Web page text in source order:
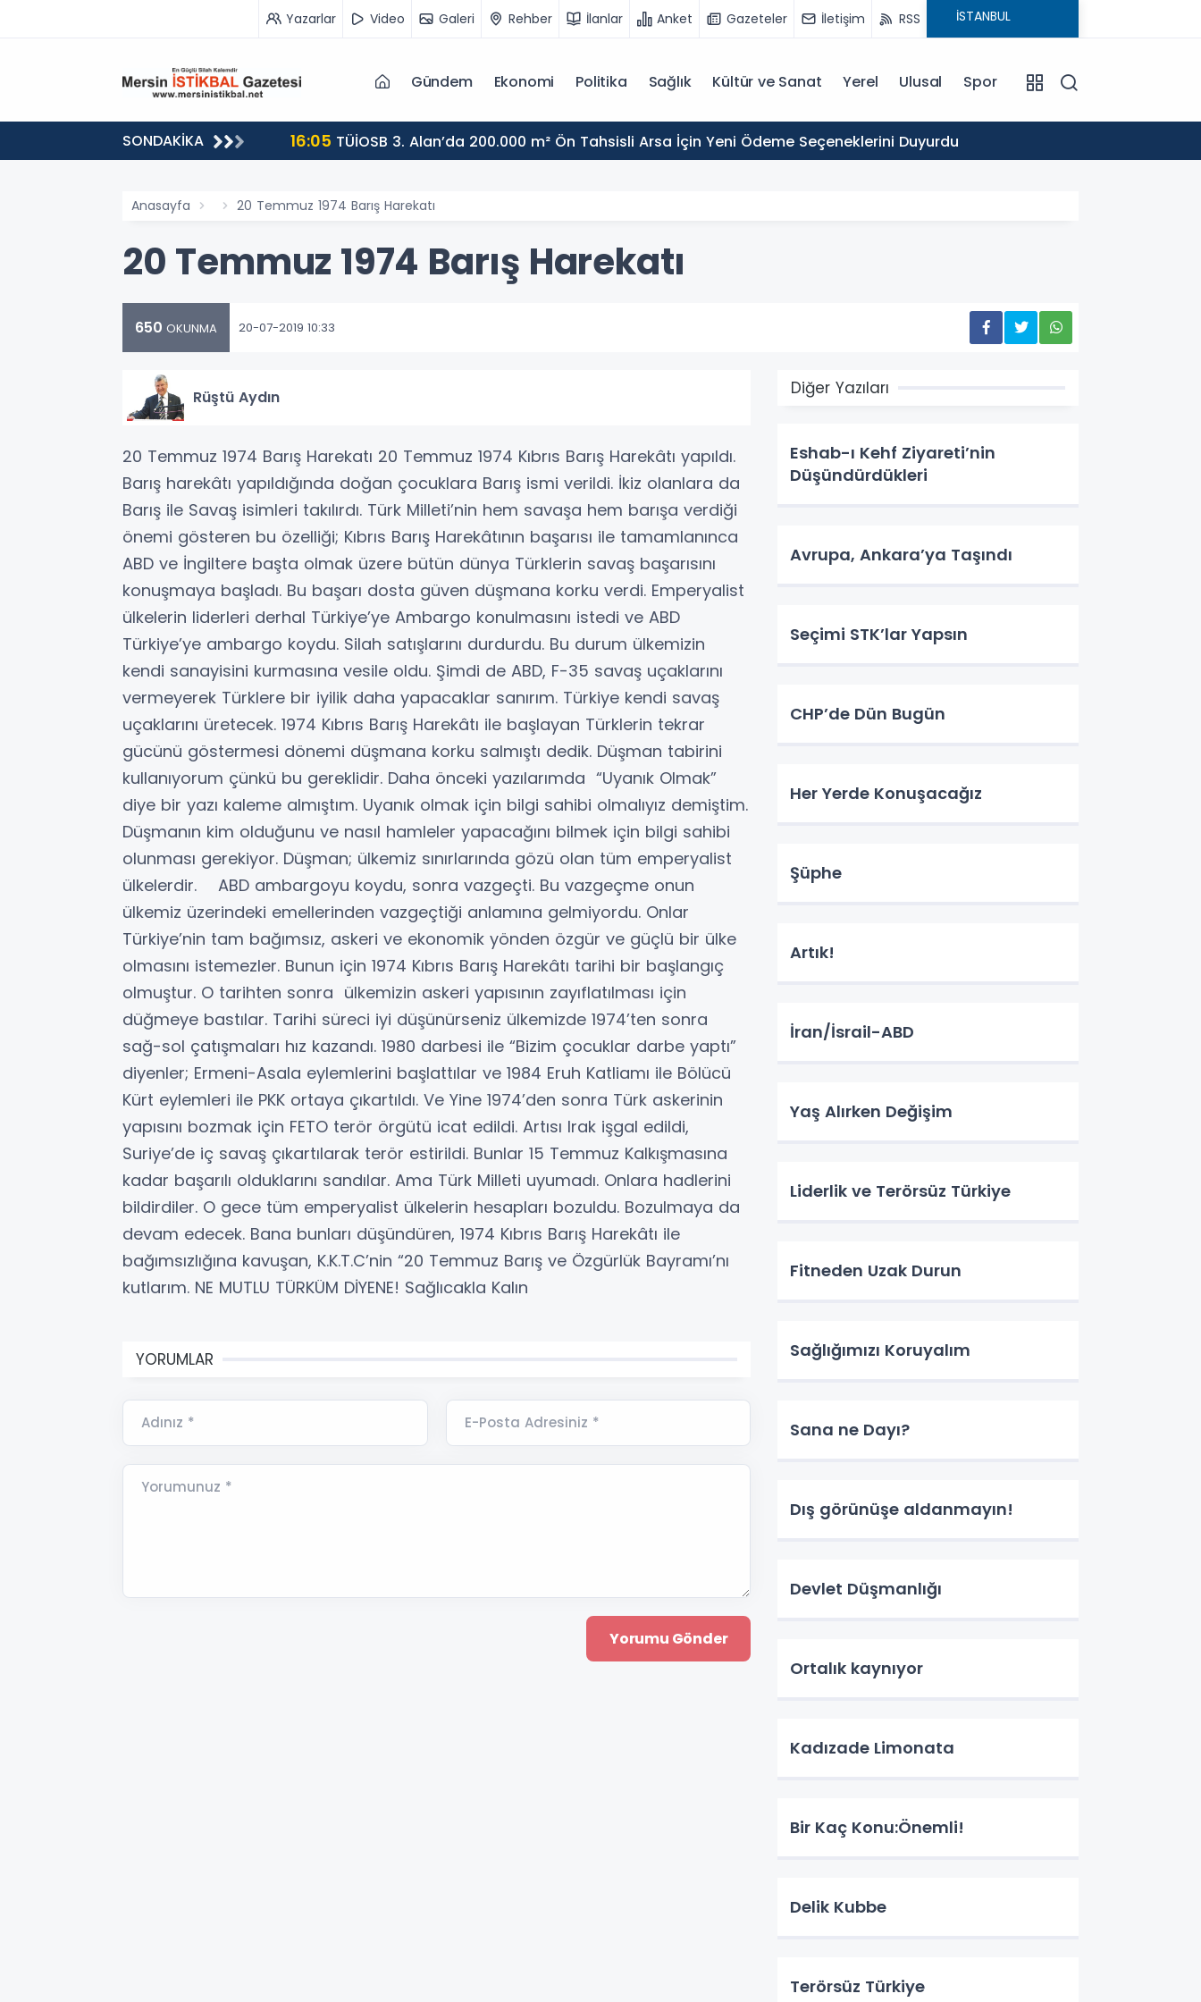
Yazarlar Video Galeri Rehber İlanlar Anket Gazeteler İletişim RSS
Gündem Ekonomi Politika Sağlık Kültür ve Sanat Yerel Ulusal Spor
SONDAKİKA 16:05 TÜİOSB 3. Alan’da 200.000 m² Ön Tahsisli Arsa İçin Yeni Ödeme Seçeneklerini Duyurdu
Anasayfa 20 Temmuz 1974 Barış Harekatı
20 Temmuz 1974 Barış Harekatı
650 OKUNMA 20-07-2019 10:33
Rüştü Aydın
20 Temmuz 1974 Barış Harekatı 20 Temmuz 1974 Kıbrıs Barış Harekâtı yapıldı.
Barış harekâtı yapıldığında doğan çocuklara Barış ismi verildi. İkiz olanlara da
Barış ile Savaş isimleri takılırdı. Türk Milleti’nin hem savaşa hem barışa verdiği
önemi gösteren bu özelliği; Kıbrıs Barış Harekâtının başarısı ile tamamlanınca
ABD ve İngiltere başta olmak üzere bütün dünya Türklerin savaş başarısını
konuşmaya başladı. Bu başarı dosta güven düşmana korku verdi. Emperyalist
ülkelerin liderleri derhal Türkiye’ye Ambargo konulmasını istedi ve ABD
Türkiye’ye ambargo koydu. Silah satışlarını durdurdu. Bu durum ülkemizin
kendi sanayisini kurmasına vesile oldu. Şimdi de ABD, F-35 savaş uçaklarını
vermeyerek Türklere bir iyilik daha yapacaklar sanırım. Türkiye kendi savaş
uçaklarını üretecek. 1974 Kıbrıs Barış Harekâtı ile başlayan Türklerin tekrar
gücünü göstermesi dönemi düşmana korku salmıştı dedik. Düşman tabirini
kullanıyorum çünkü bu gereklidir. Daha önceki yazılarımda “Uyanık Olmak”
diye bir yazı kaleme almıştım. Uyanık olmak için bilgi sahibi olmalıyız demiştim.
Düşmanın kim olduğunu ve nasıl hamleler yapacağını bilmek için bilgi sahibi
olunması gerekiyor. Düşman; ülkemiz sınırlarında gözü olan tüm emperyalist
ülkelerdir. ABD ambargoyu koydu, sonra vazgeçti. Bu vazgeçme onun
ülkemiz üzerindeki emellerinden vazgeçtiği anlamına gelmiyordu. Onlar
Türkiye’nin tam bağımsız, askeri ve ekonomik yönden özgür ve güçlü bir ülke
olmasını istemezler. Bunun için 1974 Kıbrıs Barış Harekâtı tarihi bir başlangıç
olmuştur. O tarihten sonra ülkemizin askeri yapısının zayıflatılması için
düğmeye bastılar. Tarihi süreci iyi düşünürseniz ülkemizde 1974’ten sonra
sağ-sol çatışmaları hız kazandı. 1980 darbesi ile “Bizim çocuklar darbe yaptı”
diyenler; Ermeni-Asala eylemlerini başlattılar ve 1984 Eruh Katliamı ile Bölücü
Kürt eylemleri ile PKK ortaya çıkartıldı. Ve Yine 1974’den sonra Türk askerinin
yapısını bozmak için FETO terör örgütü icat edildi. Artısı Irak işgal edildi,
Suriye’de iç savaş çıkartılarak terör estirildi. Bunlar 15 Temmuz Kalkışmasına
kadar başarılı olduklarını sandılar. Ama Türk Milleti uyumadı. Onlara hadlerini
bildirdiler. O gece tüm emperyalist ülkelerin hesapları bozuldu. Bozulmaya da
devam edecek. Bana bunları düşündüren, 1974 Kıbrıs Barış Harekâtı ile
bağımsızlığına kavuşan, K.K.T.C’nin “20 Temmuz Barış ve Özgürlük Bayramı’nı
kutlarım. NE MUTLU TÜRKÜM DİYENE! Sağlıcakla Kalın
YORUMLAR
Adınız * E-Posta Adresiniz *
Yorumunuz *
Diğer Yazıları
Eshab-ı Kehf Ziyareti’nin
Düşündürdükleri
Avrupa, Ankara’ya Taşındı
Seçimi STK’lar Yapsın
CHP’de Dün Bugün
Her Yerde Konuşacağız
Şüphe
Artık!
İran/İsrail-ABD
Yaş Alırken Değişim
Liderlik ve Terörsüz Türkiye
Fitneden Uzak Durun
Sağlığımızı Koruyalım
Sana ne Dayı?
Dış görünüşe aldanmayın!
Devlet Düşmanlığı
Ortalık kaynıyor
Kadızade Limonata
Bir Kaç Konu:Önemli!
Delik Kubbe
Terörsüz Türkiye